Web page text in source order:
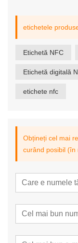
etichetele
Etichetă NFC
Etichetă digitală
etichete nfc
Obțineți cel mai
curând posibil (în